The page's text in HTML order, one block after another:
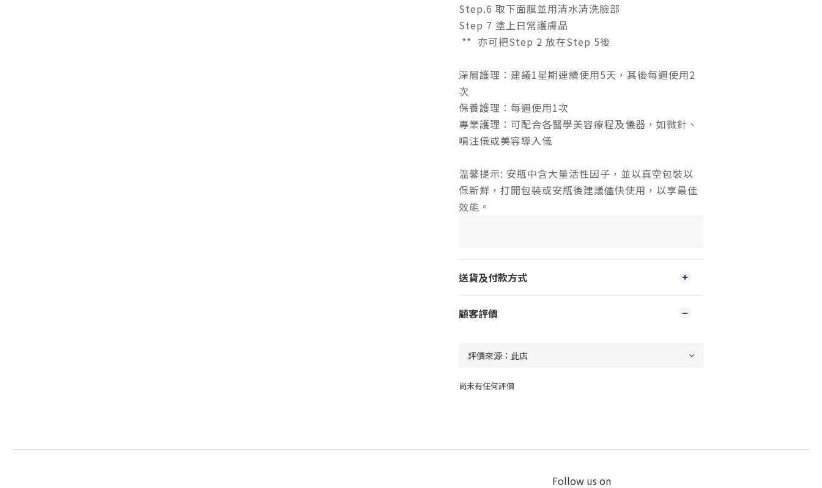
Step.6 取下面膜並用清水清洗臉部
Step 7 塗上日常護膚品
** 亦可把Step 2 放在Step 5後
深層護理：建議1星期連續使用5天，其後每週使用2
次
保養護理：每週使用1次
專業護理：可配合各醫學美容療程及儀器，如微針、
噴注儀或美容導入儀
温馨提示: 安瓶中含大量活性因子，並以真空包裝以
保新鮮，打開包裝或安瓶後建議儘快使用，以享最佳
效能。
送貨及付款方式
顧客評價
尚未有任何評價
Follow us on